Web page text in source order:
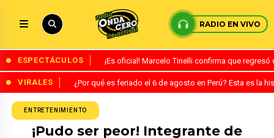
RADIO EN VIVO
ESPECTÁCULOS ¡Es oficial! Marcelo Tinelli confirma que
VIRALES ¿Por qué es feriado el 6 de agosto en Perú? Esta es la
ENTRETENIMIENTO
¡Pudo ser peor! Integrante de